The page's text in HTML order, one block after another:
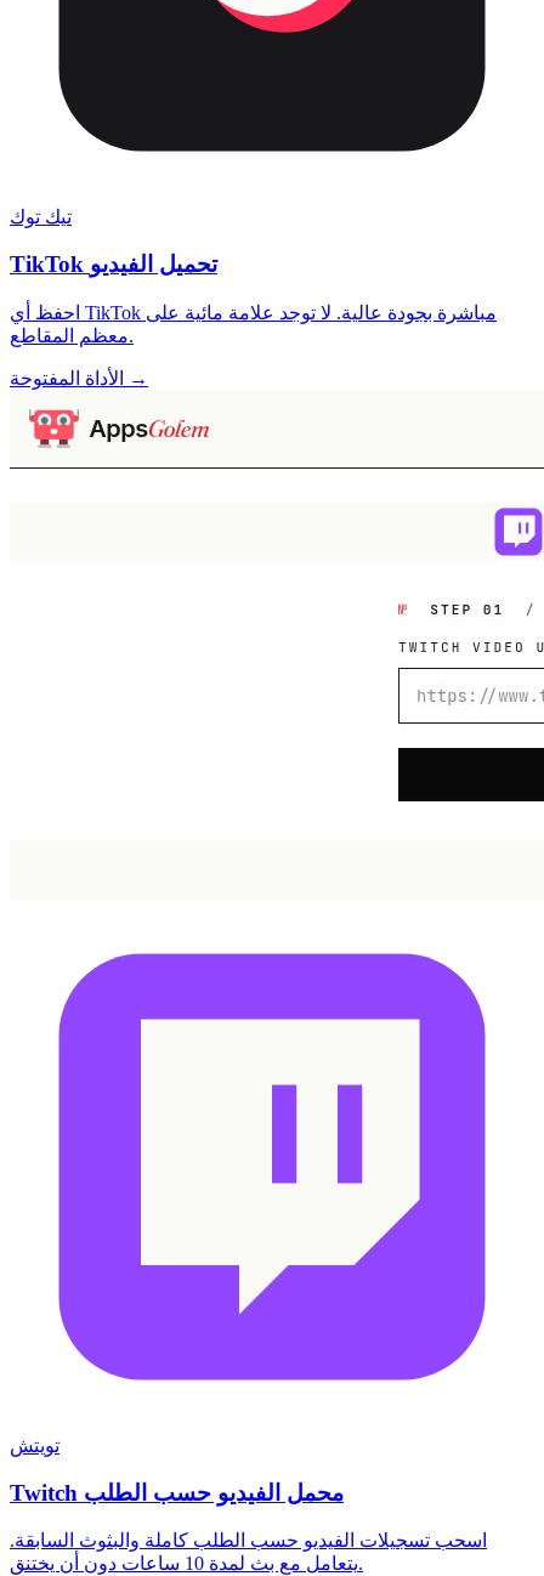
تيك توك
TikTok تحميل الفيديو
احفظ أي TikTok مباشرة بجودة عالية. لا توجد علامة مائية على
معظم المقاطع.
الأداة المفتوحة →
تويتش
Twitch محمل الفيديو حسب الطلب
اسحب تسجيلات الفيديو حسب الطلب كاملة والبثوث السابقة.
يتعامل مع بث لمدة 10 ساعات دون أن يختنق.